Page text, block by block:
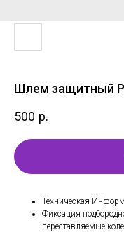
Шлем защитный
500 р.
Техническая
Фиксация
переставляемые